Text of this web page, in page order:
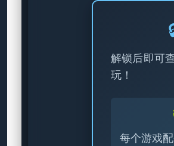
解锁后即可
玩！
每个游戏